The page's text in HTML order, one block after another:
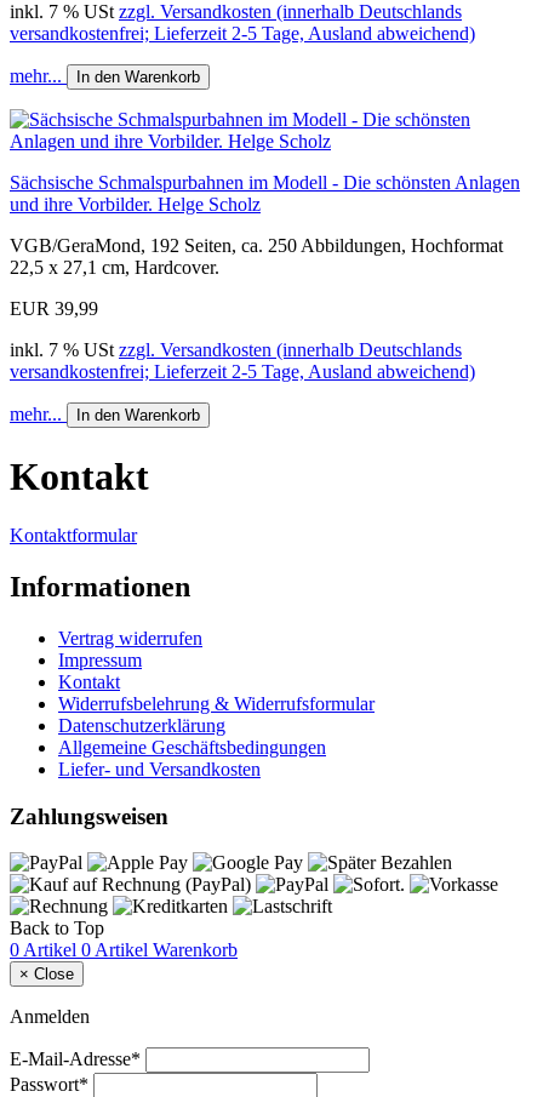
inkl. 7 % USt zzgl. Versandkosten (innerhalb Deutschlands
versandkostenfrei; Lieferzeit 2-5 Tage, Ausland abweichend)
mehr... In den Warenkorb
Sächsische Schmalspurbahnen im Modell - Die schönsten Anlagen
und ihre Vorbilder. Helge Scholz
VGB/GeraMond, 192 Seiten, ca. 250 Abbildungen, Hochformat
22,5 x 27,1 cm, Hardcover.
EUR 39,99
inkl. 7 % USt zzgl. Versandkosten (innerhalb Deutschlands
versandkostenfrei; Lieferzeit 2-5 Tage, Ausland abweichend)
mehr... In den Warenkorb
Kontakt
Kontaktformular
Informationen
Vertrag widerrufen
Impressum
Kontakt
Widerrufsbelehrung & Widerrufsformular
Datenschutzerklärung
Allgemeine Geschäftsbedingungen
Liefer- und Versandkosten
Zahlungsweisen
Back to Top
0 Artikel 0 Artikel Warenkorb
× Close
Anmelden
E-Mail-Adresse*
Passwort*